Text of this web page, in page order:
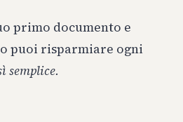
primo documento e
puoi risparmiare ogni
semplice.